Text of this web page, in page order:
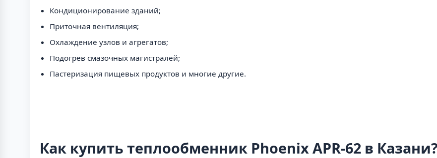
Кондиционирование зданий;
Приточная вентиляция;
Охлаждение узлов и агрегатов;
Подогрев смазочных магистралей;
Пастеризация пищевых продуктов и многие другие.
Как купить теплообменник Phoenix APR-62 в Казани?